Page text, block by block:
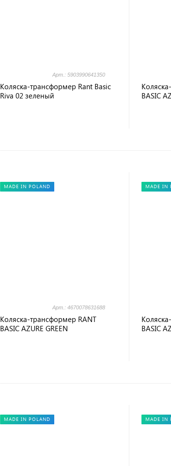
Арт.: 5903990641350
Коляска-трансформер Rant Basic
Riva 02 зеленый
BASIC
MADE IN POLAND
Арт.: 4670078631688
Коляска-трансформер RANT
BASIC AZURE GREEN
MADE IN
BASIC
MADE IN POLAND MADE IN